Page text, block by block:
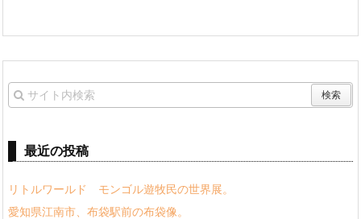
最近の投稿
リトルワールド モンゴル遊牧民の世界展。
愛知県江南市、布袋駅前の布袋像。